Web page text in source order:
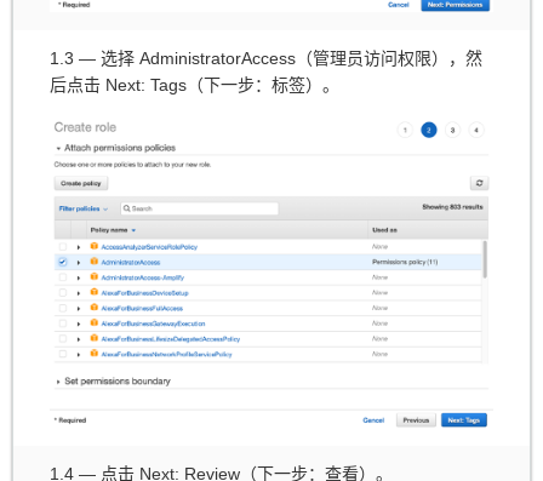
1.3 — 选择 AdministratorAccess（管理员访问权限），然
后点击 Next: Tags（下一步：标签）。
1.4 — 点击 Next: Review（下一步：查看）。